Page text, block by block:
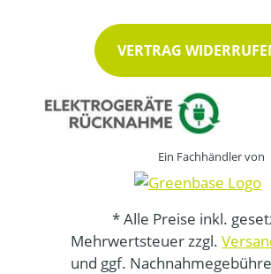
VERTRAG
Ein Fachhändler von
* Alle Preise inkl.
Mehrwertsteuer zzgl.
und ggf.